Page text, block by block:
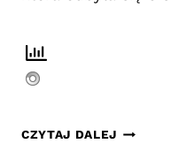
CZYTAJ DALEJ